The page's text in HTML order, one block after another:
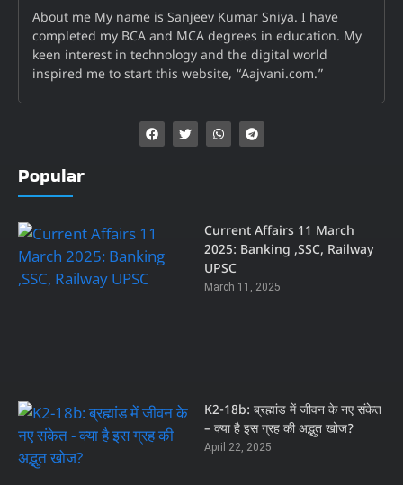
About me My name is Sanjeev Kumar Sniya. I have
completed my BCA and MCA degrees in education. My
keen interest in technology and the digital world
inspired me to start this website, “Aajvani.com.”
Popular
Current Affairs 11 March
2025: Banking ,SSC, Railway
UPSC
March 11, 2025
K2-18b: ब्रह्मांड में जीवन के नए संकेत
– क्या है इस ग्रह की अद्भुत खोज?
April 22, 2025